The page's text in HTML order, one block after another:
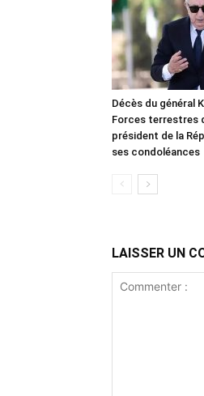
Décès du général
Forces terrestres
président de la
ses condoléances
LAISSER UN